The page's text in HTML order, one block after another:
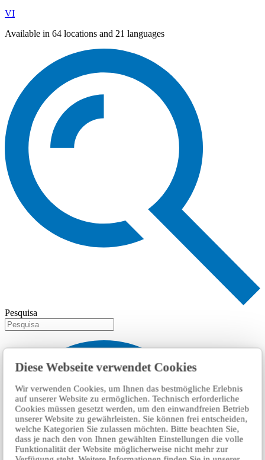
Diese Webseite verwendet Cookies
Wir verwenden Cookies, um Ihnen das bestmögliche Erlebnis
auf unserer Website zu ermöglichen. Technisch erforderliche
Cookies müssen gesetzt werden, um den einwandfreien Betrieb
unserer Website zu gewährleisten. Sie können frei entscheiden,
welche Kategorien Sie zulassen möchten. Bitte beachten Sie,
dass je nach den von Ihnen gewählten Einstellungen die volle
Funktionalität der Website möglicherweise nicht mehr zur
VI
Available in 64 locations and 21 languages
Pesquisa